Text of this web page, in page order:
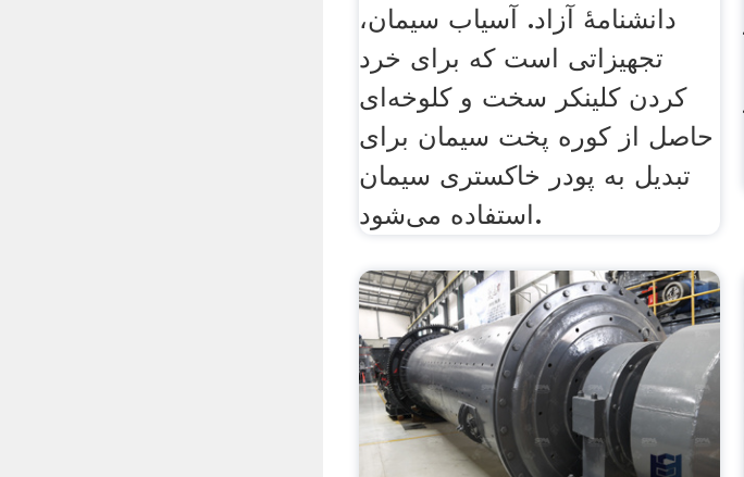
دانشنامهٔ آزاد. آسیاب سیمان،
تجهیزاتی است که برای خرد
کردن کلینکر سخت و کلوخه‌ای
حاصل از کوره پخت سیمان برای
تبدیل به پودر خاکستری سیمان
استفاده می‌شود.